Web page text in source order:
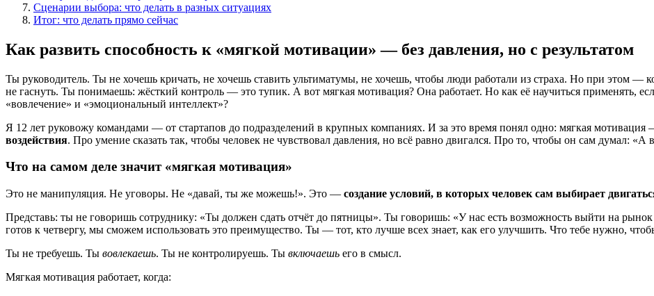
Сценарии выбора: что делать в разных ситуациях
Итог: что делать прямо сейчас
Как развить способность к «мягкой мотивации» — без давления, но с результатом
Ты руководитель. Ты не хочешь кричать, не хочешь ставить ультиматумы, не хочешь, чтобы люди работали из страха. Но при этом —
не гаснуть. Ты понимаешь: жёсткий контроль — это тупик. А вот мягкая мотивация? Она работает. Но как её научиться применять,
«вовлечение» и «эмоциональный интеллект»?
Я 12 лет руковожу командами — от стартапов до подразделений в крупных компаниях. И за это время понял одно: мягкая
воздействия. Про умение сказать так, чтобы человек не чувствовал давления, но всё равно двигался. Про то, чтобы он сам думал: «А
Что на самом деле значит «мягкая мотивация»
Это не манипуляция. Не уговоры. Не «давай, ты же можешь!». Это — создание условий, в которых человек сам выбирает
Представь: ты не говоришь сотруднику: «Ты должен сдать отчёт до пятницы». Ты говоришь: «У нас есть возможность выйти на
готов к четвергу, мы сможем использовать это преимущество. Ты — тот, кто лучше всех знает, как его улучшить. Что тебе нужно,
Ты не требуешь. Ты вовлекаешь. Ты не контролируешь. Ты включаешь его в смысл.
Мягкая мотивация работает, когда: